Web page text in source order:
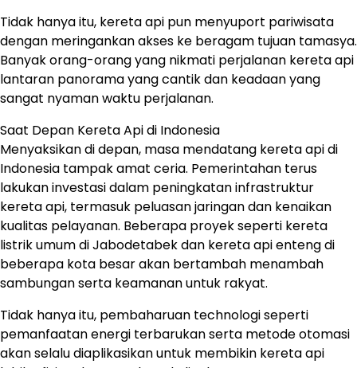
Tidak hanya itu, kereta api pun menyuport pariwisata
dengan meringankan akses ke beragam tujuan tamasya.
Banyak orang-orang yang nikmati perjalanan kereta api
lantaran panorama yang cantik dan keadaan yang
sangat nyaman waktu perjalanan.
Saat Depan Kereta Api di Indonesia
Menyaksikan di depan, masa mendatang kereta api di
Indonesia tampak amat ceria. Pemerintahan terus
lakukan investasi dalam peningkatan infrastruktur
kereta api, termasuk peluasan jaringan dan kenaikan
kualitas pelayanan. Beberapa proyek seperti kereta
listrik umum di Jabodetabek dan kereta api enteng di
beberapa kota besar akan bertambah menambah
sambungan serta keamanan untuk rakyat.
Tidak hanya itu, pembaharuan technologi seperti
pemanfaatan energi terbarukan serta metode otomasi
akan selalu diaplikasikan untuk membikin kereta api